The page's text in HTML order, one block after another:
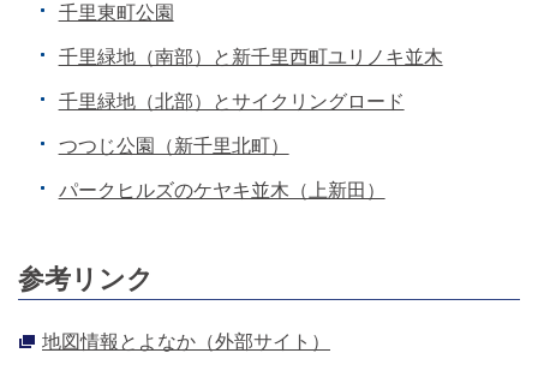
千里東町公園
千里緑地（南部）と新千里西町ユリノキ並木
千里緑地（北部）とサイクリングロード
つつじ公園（新千里北町）
パークヒルズのケヤキ並木（上新田）
参考リンク
地図情報とよなか（外部サイト）